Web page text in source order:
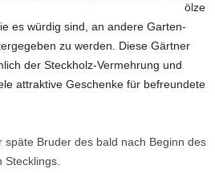
ölze
es würdig sind, an andere Garten-
zu werden. Diese Gärtner
der Steckholz-Vermehrung und
attraktive Geschenke für befreundete
späte Bruder des bald nach Beginn des
Stecklings.